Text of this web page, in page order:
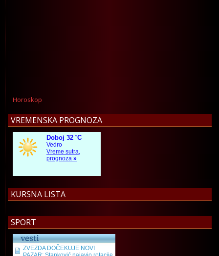
Horoskop
VREMENSKA PROGNOZA
KURSNA LISTA
SPORT